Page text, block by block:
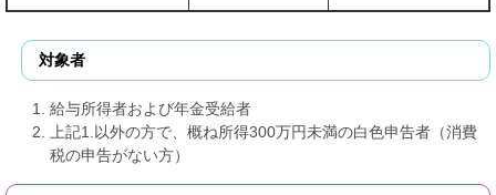
対象者
給与所得者および年金受給者
上記1.以外の方で、概ね所得300万円未満の白色申告者（消費
税の申告がない方）